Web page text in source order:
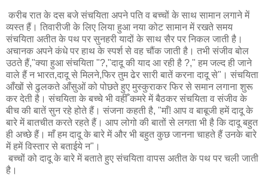
करीब रात के दस बजे संचयिता अपने पति व बच्चों के साथ सामान लगाने में
व्यस्त हैं। तिवारीजी के लिए लिया हुआ नया कोट सामान में रखते समय
संचयिता अतीत के पथ पर सुनहरी यादों के साथ सैर पर निकल जाती है।
अचानक अपने कंधे पर हाथ के स्पर्श से वह चौंक जाती है। तभी संजीव बोल
उठते हैं,"क्या हुआ संचयिता "?,"दादू की याद आ रही है ?," हम जल्द ही जाने
वाले हैं न भारत,दादू से मिलने,फिर तुम ढेर सारी बातें करना दादू से"। संचयिता
आँखों से ढुलकते आँसुओं को पोछते हुए मुस्कुराकर फिर से समान लगाना शुरू
कर देती है। संचयिता के बच्चे भी वहीँ कमरे में बैठकर संचयिता व संजीव के
बीच की बातें सुन रहे होते हैं। संजना कहती है, "माँ! आप व बाबूजी हमें दादू के
बारे में बातचीत करते रहते हैं। आप लोगो की बातों से लगता भी है कि दादू बहुत
ही अच्छे हैं। माँ हम दादू के बारे में और भी बहुत कुछ जानना चाहते हैं उनके बारे
में हमें विस्तार से बताईये न"।
बच्चों को दादू के बारे में बताते हुए संचयिता वापस अतीत के पथ पर चली जाती
है।